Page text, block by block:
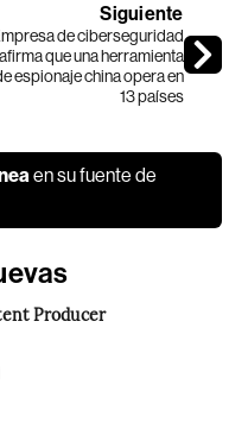
Siguiente
de ciberseguridad
afirma que una herramienta
espionaje china opera en
13 países
en su fuente de
Producer